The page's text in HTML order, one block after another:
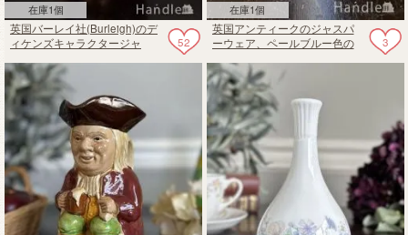
在庫1個
52
英国バーレイ社(Burleigh)のデ
ィケンズキャラクタージャ
ジャグ
在庫1個
3
英国アンティークのジャスパ
ーウェア、ペールブルー色の